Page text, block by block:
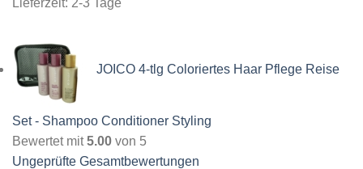
JOICO 4-tlg Coloriertes Haar Pflege Reise
Set - Shampoo Conditioner Styling
Bewertet mit5.00 von 5
Ungeprüfte Gesamtbewertungen